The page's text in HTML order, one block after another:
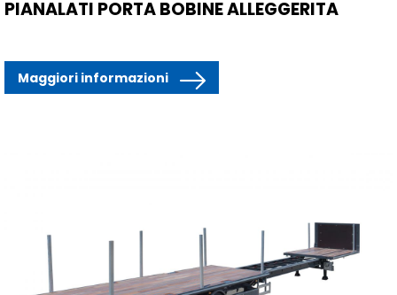
PIANALATI PORTA BOBINE ALLEGGERITA
Maggiori informazioni